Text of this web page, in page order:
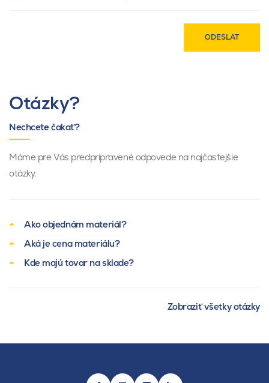
ODESLAT
Otázky?
Nechcete čakať?
Máme pre Vás predpripravené odpovede na najčastejšie
otázky.
Ako objednám materiál?
Aká je cena materiálu?
Kde majú tovar na sklade?
Zobraziť všetky otázky